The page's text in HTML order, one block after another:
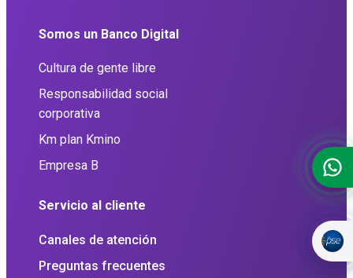
Somos un Banco Digital
Cultura de gente libre
Responsabilidad social
corporativa
Km plan Kmino
Empresa B
Servicio al cliente
Canales de atención
Preguntas frecuentes